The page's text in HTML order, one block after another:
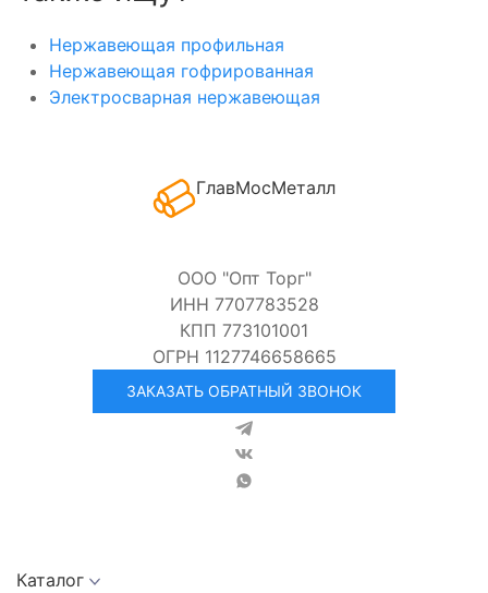
Нержавеющая профильная
Нержавеющая гофрированная
Электросварная нержавеющая
ГлавМосМеталл
ООО "Опт Торг"
ИНН 7707783528
КПП 773101001
ОГРН 1127746658665
ЗАКАЗАТЬ ОБРАТНЫЙ ЗВОНОК
Каталог